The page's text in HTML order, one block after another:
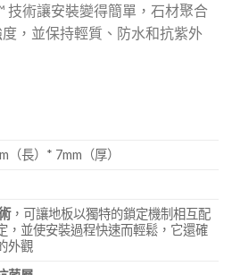
技術讓安裝變得簡單，石材聚合
，並保持輕質、防水和抗紫外
（長）* 7mm（厚）
，可讓地板以獨特的鎖定機制相互配
，並使安裝過程快速而輕鬆，它還確
外觀